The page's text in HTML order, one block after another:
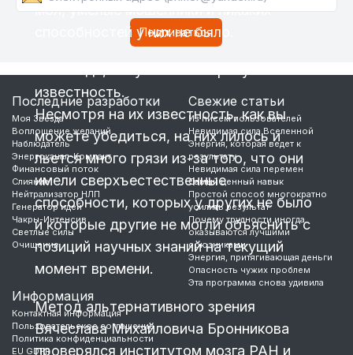
мол, умелые мошенники и никаких
способностей у них не было.
известность.
Несмотря на их известность, как вы
можете убедиться, на них лилось и
льется много грязи из-за того, что они
имели сверхъестественные
способности, которых у других не было
и которые другие не могли объяснить с
позиций научных знаний на текущий
момент времени.
Метод альтернативного зрения
Вячеслава Михайловича Бронникова
проверялся институтом мозга РАН и
Последние разработки
Моя Звезда
Воплощение желаний
Наблюдатель
Энергоканал-Компакт
Финансовый поток
Слияние
Нейтрализатор НЛП
Генератор идей
Чакры-Интенсив
Светлые силы
Очищение
Свежие статьи
Из писем пользователей
Невидимая сила Вселенной
Энергия, которая ведет к
результату
Невидимая сила перемен
Самый ценный навык
Простой способ многократно
усилить результат
Почему трудности иногда
оказываются лучшими
союзниками
Энергия, притягивающая деньги
Опасность чужих проблем
Эта программа снова удивила
Информация
Контактная информация
Пользовательское соглашение
Политика конфиденциальности
EU GDPR